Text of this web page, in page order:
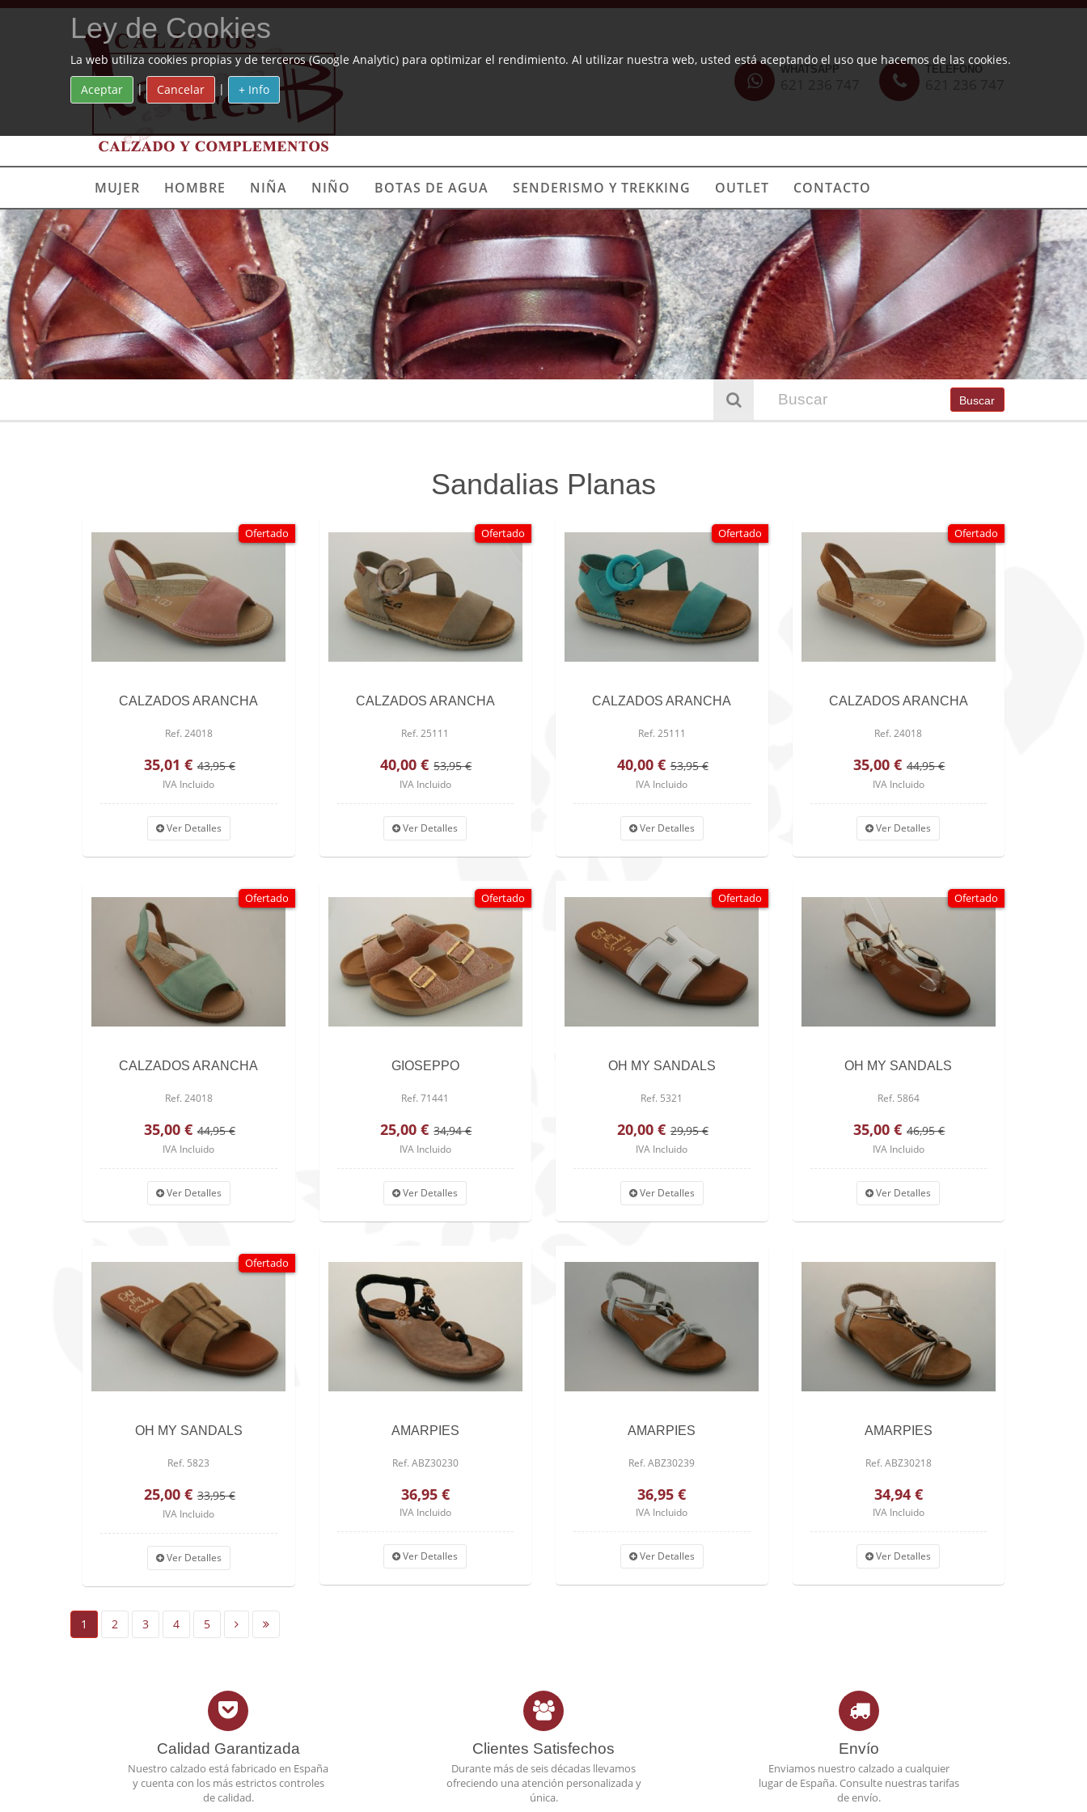
WHATSAPP TELÉFONO
MUJER HOMBRE NIÑA NIÑO BOTAS DE AGUA SENDERISMO Y TREKKING OUTLET CONTACTO
Buscar
Sandalias Planas
Ofertado
CALZADOS ARANCHA
Ref. 24018
35,01 € 43,95 €
IVA Incluido
Ver Detalles
Ofertado
CALZADOS ARANCHA
Ref. 25111
40,00 € 53,95 €
IVA Incluido
Ver Detalles
Ofertado
CALZADOS ARANCHA
Ref. 25111
40,00 € 53,95 €
IVA Incluido
Ver Detalles
Ofertado
CALZADOS ARANCHA
Ref. 24018
35,00 € 44,95 €
IVA Incluido
Ver Detalles
Ofertado
CALZADOS ARANCHA
Ref. 24018
35,00 € 44,95 €
IVA Incluido
Ver Detalles
Ofertado
GIOSEPPO
Ref. 71441
25,00 € 34,94 €
IVA Incluido
Ver Detalles
Ofertado
OH MY SANDALS
Ref. 5321
20,00 € 29,95 €
IVA Incluido
Ver Detalles
Ofertado
OH MY SANDALS
Ref. 5864
35,00 € 46,95 €
IVA Incluido
Ver Detalles
Ofertado
OH MY SANDALS
Ref. 5823
25,00 € 33,95 €
IVA Incluido
Ver Detalles
AMARPIES
Ref. ABZ30230
36,95 €
IVA Incluido
Ver Detalles
AMARPIES
Ref. ABZ30239
36,95 €
IVA Incluido
Ver Detalles
AMARPIES
Ref. ABZ30218
34,94 €
IVA Incluido
Ver Detalles
1 2 3 4 5
Calidad Garantizada
Nuestro calzado está fabricado en España
y cuenta con los más estrictos controles
de calidad.
Clientes Satisfechos
Durante más de seis décadas llevamos
ofreciendo una atención personalizada y
única.
Envío
Enviamos nuestro calzado a cualquier
lugar de España. Consulte nuestras tarifas
de envío.
Ley de Cookies
La web utiliza cookies propias y de terceros (Google Analytic) para optimizar el rendimiento. Al utilizar nuestra web, usted está aceptando el uso que hacemos de las cookies.
Aceptar
| Cancelar | + Info